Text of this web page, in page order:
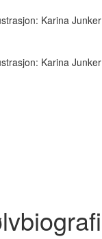
Karina Junker
Karina Junker